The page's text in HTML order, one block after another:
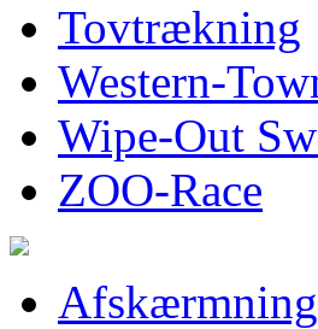
Tovtrækning
Western-
Wipe-Out
ZOO-Race
Afskærmning